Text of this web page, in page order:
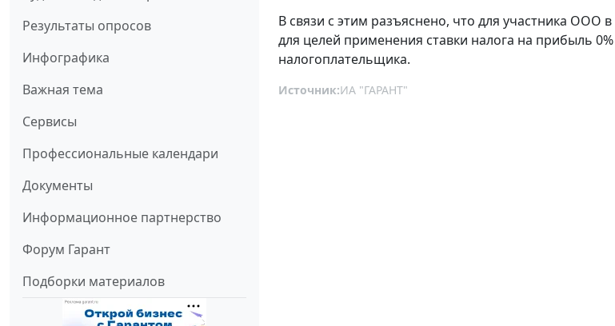
Результаты опросов
Инфографика
Важная тема
Сервисы
Профессиональные календари
Документы
Информационное партнерство
Форум Гарант
Подборки материалов
В связи с этим разъяснено, что для участника ООО
для целей применения ставки налога на прибыль
налогоплательщика.
Источник:ИА "ГАРАНТ"